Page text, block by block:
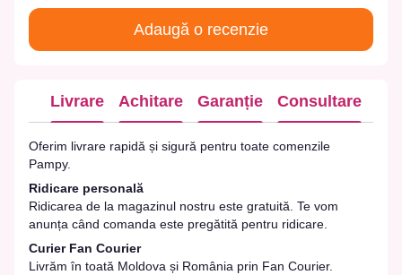
Adaugă o recenzie
Livrare Achitare Garanție Consultare
Oferim livrare rapidă și sigură pentru toate comenzile
Pampy.
Ridicare personală
Ridicarea de la magazinul nostru este gratuită. Te vom
anunța când comanda este pregătită pentru ridicare.
Curier Fan Courier
Livrăm în toată Moldova și România prin Fan Courier.